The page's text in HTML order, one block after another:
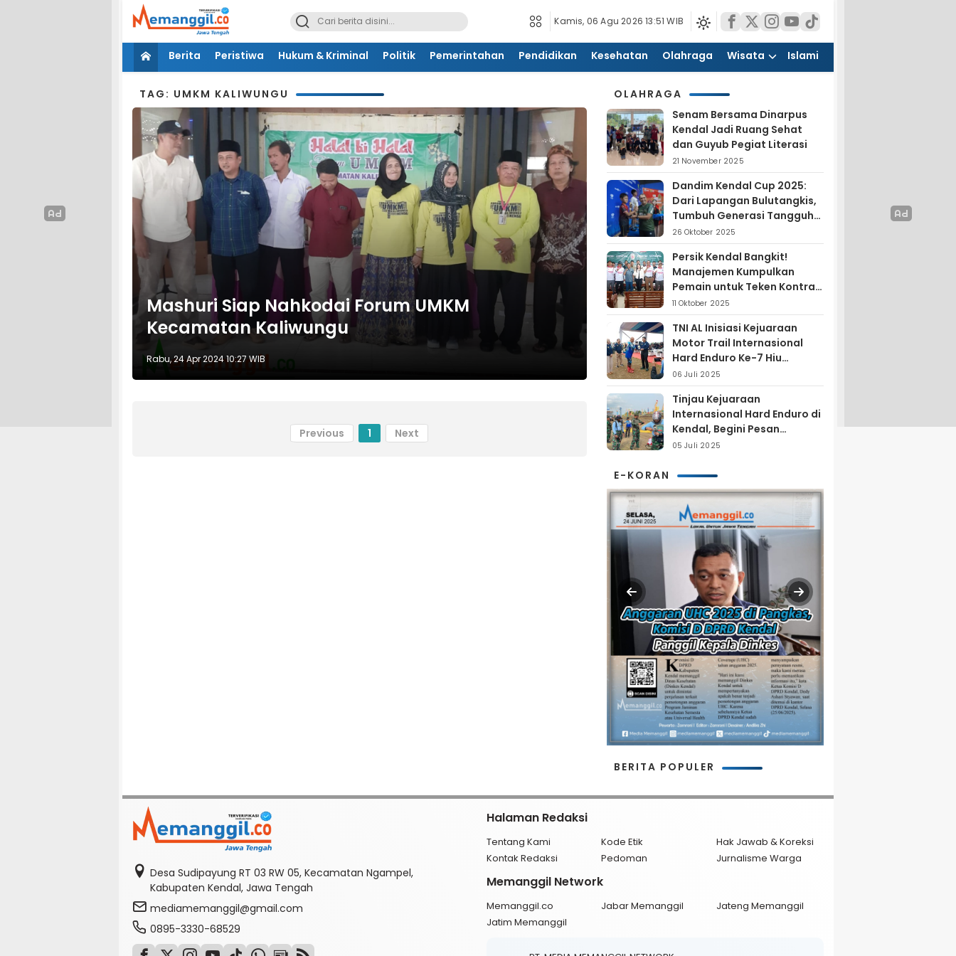
Kamis, 06 Agu 2026 13:51 WIB
Berita Peristiwa Hukum & Kriminal Politik Pemerintahan Pendidikan Kesehatan Olahraga Wisata Islami
TAG: UMKM KALIWUNGU
Mashuri Siap Nahkodai Forum UMKM
Kecamatan Kaliwungu
Rabu, 24 Apr 2024 10:27 WIB
Previous 1 Next
OLAHRAGA
Senam Bersama Dinarpus
Kendal Jadi Ruang Sehat
dan Guyub Pegiat Literasi
21 November 2025
Dandim Kendal Cup 2025:
Dari Lapangan Bulutangkis,
Tumbuh Generasi Tangguh
dan Nasionalis
26 Oktober 2025
Persik Kendal Bangkit!
Manajemen Kumpulkan
Pemain untuk Teken Kontrak
Jelang Liga 4
11 Oktober 2025
TNI AL Inisiasi Kejuaraan
Motor Trail Internasional
Hard Enduro Ke-7 Hiu
Selatan
06 Juli 2025
Tinjau Kejuaraan
Internasional Hard Enduro di
Kendal, Begini Pesan
Laksamana Pertama TNI AL
05 Juli 2025
E-KORAN
BERITA POPULER
Desa Sudipayung RT 03 RW 05, Kecamatan Ngampel,
Kabupaten Kendal, Jawa Tengah
mediamemanggil@gmail.com
0895-3330-68529
Halaman Redaksi
Tentang Kami Kode Etik
Hak Jawab & Koreksi
Kontak Redaksi
Pedoman Jurnalisme Warga
Memanggil Network
Memanggil.co Jabar Memanggil
Jateng Memanggil
Jatim Memanggil